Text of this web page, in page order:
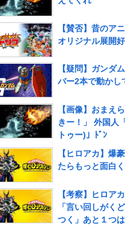
【賛否】昔のア
オリジナル展開
【疑問】ガンダ
バー2本で動かし
【画像】おまえ
きー！」 外国人
トゥー)」ﾄﾞﾝ
【ヒロアカ】爆
たらもっと面白
【考察】ヒロア
「言い回しがく
つく」あと１つは